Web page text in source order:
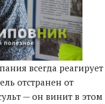
всегда реагирует
отстранен от
— он винит в этом